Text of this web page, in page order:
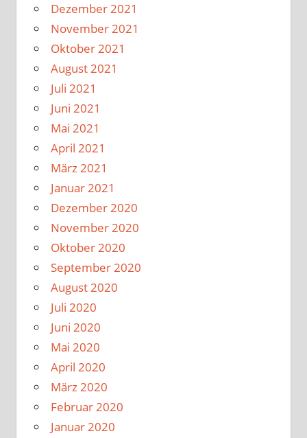
Dezember 2021
November 2021
Oktober 2021
August 2021
Juli 2021
Juni 2021
Mai 2021
April 2021
März 2021
Januar 2021
Dezember 2020
November 2020
Oktober 2020
September 2020
August 2020
Juli 2020
Juni 2020
Mai 2020
April 2020
März 2020
Februar 2020
Januar 2020